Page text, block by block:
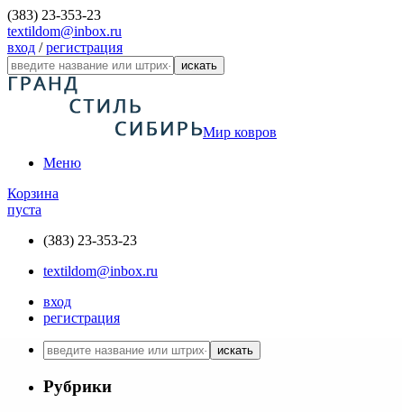
(383) 23-353-23
textildom@inbox.ru
вход /регистрация
искать
Мир ковров
Меню
Корзина
пуста
(383) 23-353-23
textildom@inbox.ru
вход
регистрация
искать
Рубрики